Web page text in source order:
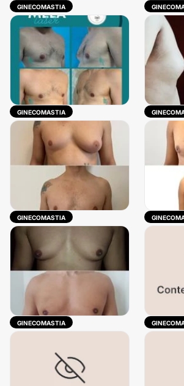
GINECOMASTIA
GINECOMASTIA
GINECOMASTIA
GINECOMASTIA